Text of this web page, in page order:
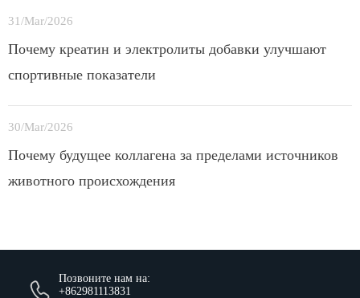
31/Mar/2026
Почему креатин и электролиты добавки улучшают
спортивные показатели
30/Mar/2026
Почему будущее коллагена за пределами источников
животного происхождения
Позвоните нам на:
+862981113831